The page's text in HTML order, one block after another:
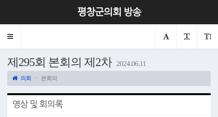
평창군의회 방송
Toggle
제295회 본회의 제2차 2024.06.11
의회 본회의
영상 및 회의록